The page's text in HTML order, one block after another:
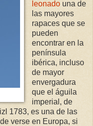
leonadouna de
las mayores
rapaces que se
pueden
encontrar en la
península
ibérica, incluso
de mayor
envergadura
que el águila
imperial, de
1783, es una de las
verse en Europa, si